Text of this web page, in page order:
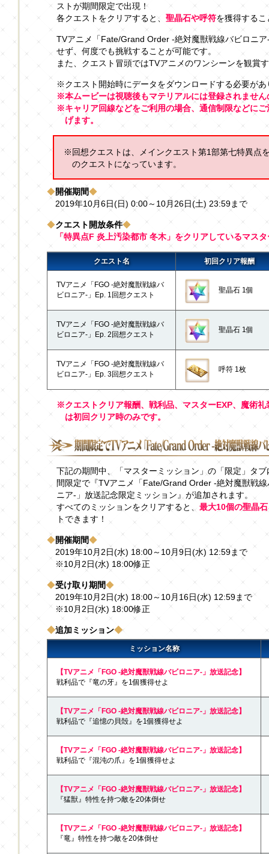
ストが期間限定で出現！
各クエストをクリアすると、 聖晶石や呼符を獲得する
TVアニメ「Fate/Grand Order -絶対魔獣戦線バビロニ
せず、何度でも挑戦することが可能です。
また、クエスト冒頭ではTVアニメのワンシーンを観賞
※クエスト開始時にデータをダウンロードする必要があ
※本ムービーは視聴後もマテリアルには登録されませ
※キャリア回線などをご利用の場合、通信制限などに
げます。
※回想クエストは、メインクエスト第1部第七特異点
のクエストになっています。
◆開催期間◆
2019年10月6日(日) 0:00～10月26日(土) 23:59まで
◆クエスト開放条件◆
「特異点F 炎上汚染都市 冬木」をクリアしているマス
クエスト名 初回クリア報酬
TVアニメ「FGO -絶対魔獣戦線バ
ビロニア-」Ep. 1回想クエスト
聖晶石 1個
TVアニメ「FGO -絶対魔獣戦線バ
ビロニア-」Ep. 2回想クエスト
聖晶石 1個
TVアニメ「FGO -絶対魔獣戦線バ
ビロニア-」Ep. 3回想クエスト
呼符 1枚
※クエストクリア報酬、戦利品、マスターEXP、魔術
は初回クリア時のみです。
下記の期間中、「マスターミッション」の「限定」タブ
間限定で『TVアニメ「Fate/Grand Order -絶対魔獣戦線
ニア-」放送記念限定ミッション』が追加されます。
すべてのミッションをクリアすると、 最大10個の聖晶石
トできます！
◆開催期間◆
2019年10月2日(水) 18:00～10月9日(水) 12:59まで
※10月2日(水) 18:00修正
◆受け取り期間◆
2019年10月2日(水) 18:00～10月16日(水) 12:59まで
※10月2日(水) 18:00修正
◆追加ミッション◆
ミッション名称
【TVアニメ「FGO -絶対魔獣戦線バビロニア-」放送記念】
戦利品で『竜の牙』を1個獲得せよ
【TVアニメ「FGO -絶対魔獣戦線バビロニア-」放送記念】
戦利品で『追憶の貝殻』を1個獲得せよ
【TVアニメ「FGO -絶対魔獣戦線バビロニア-」放送記念】
戦利品で『混沌の爪』を1個獲得せよ
【TVアニメ「FGO -絶対魔獣戦線バビロニア-」放送記念】
『猛獣』特性を持つ敵を20体倒せ
【TVアニメ「FGO -絶対魔獣戦線バビロニア-」放送記念】
『竜』特性を持つ敵を20体倒せ